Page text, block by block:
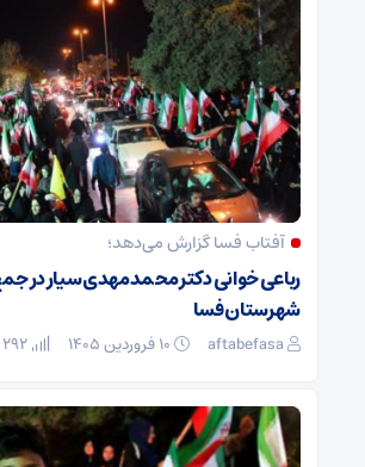
آفتاب فسا گزارش می‌دهد؛
رباعی خوانی دکتر محمدمهدی سیار در
شهرستان فسا
aftabefasa